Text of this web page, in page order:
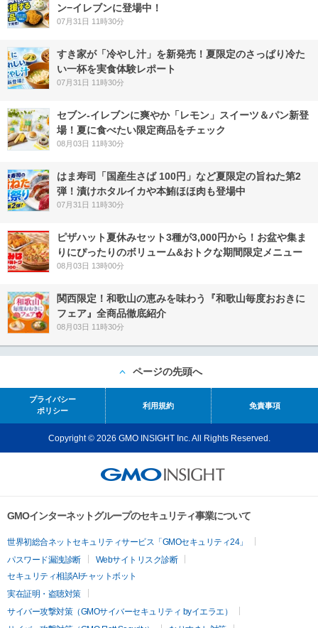
ン−イレブンに登場中！
07月31日 11時30分
すき家が「冷やし汁」を新発売！夏限定のさっぱり冷た
い一杯を実食体験レポート
07月31日 11時30分
セブン‐イレブンに爽やか「レモン」スイーツ＆パン新登
場！夏に食べたい限定商品をチェック
08月03日 11時30分
はま寿司「国産生さば 100円」など夏限定の旨ねた第2
弾！漬けホタルイカや本鮪ほほ肉も登場中
07月31日 11時30分
ピザハット夏休みセット3種が3,000円から！お盆や集ま
りにぴったりのボリューム&おトクな期間限定メニュー
08月03日 13時00分
関西限定！和歌山の恵みを味わう『和歌山毎度おおきに
フェア』全商品徹底紹介
08月03日 11時30分
ページの先頭へ
プライバシー
ポリシー
利用規約 免責事項
Copyright © 2026 GMO INSIGHT Inc. All Rights Reserved.
GMOインターネットグループのセキュリティ事業について
世界初総合ネットセキュリティサービス「GMOセキュリティ24」
パスワード漏洩診断
Webサイトリスク診断
セキュリティ相談AIチャットボット
実在証明・盗聴対策
サイバー攻撃対策（GMOサイバーセキュリティ byイエラエ）